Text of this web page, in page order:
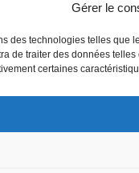
Gérer le
des technologies telles
de traiter des données
certaines